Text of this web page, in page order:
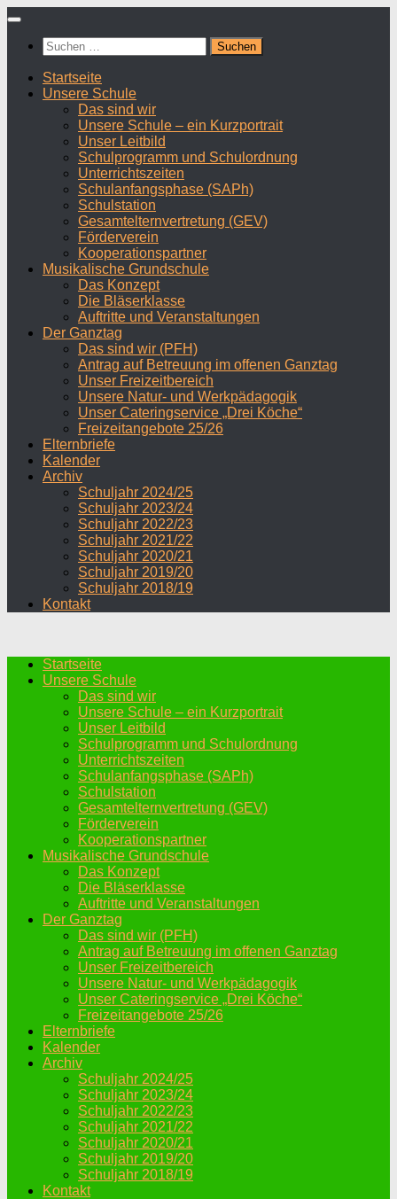
Zum
springenSuchen
nach:
Startseite
Unsere Schule
Das sind wir
Unsere Schule – ein Kurzportrait
Unser Leitbild
Schulprogramm und Schulordnung
Unterrichtszeiten
Schulanfangsphase (SAPh)
Schulstation
Gesamtelternvertretung (GEV)
Förderverein
Kooperationspartner
Musikalische Grundschule
Das Konzept
Die Bläserklasse
Auftritte und Veranstaltungen
Der Ganztag
Das sind wir (PFH)
Antrag auf Betreuung im offenen Ganztag
Unser Freizeitbereich
Unsere Natur- und Werkpädagogik
Unser Cateringservice „Drei Köche“
Freizeitangebote 25/26
Elternbriefe
Kalender
Archiv
Schuljahr 2024/25
Schuljahr 2023/24
Schuljahr 2022/23
Schuljahr 2021/22
Schuljahr 2020/21
Schuljahr 2019/20
Schuljahr 2018/19
Kontakt
Startseite
Unsere Schule
Das sind wir
Unsere Schule – ein Kurzportrait
Unser Leitbild
Schulprogramm und Schulordnung
Unterrichtszeiten
Schulanfangsphase (SAPh)
Schulstation
Gesamtelternvertretung (GEV)
Förderverein
Kooperationspartner
Musikalische Grundschule
Das Konzept
Die Bläserklasse
Auftritte und Veranstaltungen
Der Ganztag
Das sind wir (PFH)
Antrag auf Betreuung im offenen Ganztag
Unser Freizeitbereich
Unsere Natur- und Werkpädagogik
Unser Cateringservice „Drei Köche“
Freizeitangebote 25/26
Elternbriefe
Kalender
Archiv
Schuljahr 2024/25
Schuljahr 2023/24
Schuljahr 2022/23
Schuljahr 2021/22
Schuljahr 2020/21
Schuljahr 2019/20
Schuljahr 2018/19
Kontakt